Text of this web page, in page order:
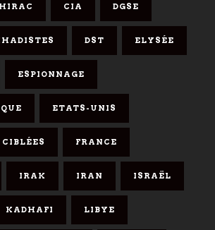
CIA DGSE
DST ELYSÉE
ESPIONNAGE
ETATS-UNIS
FRANCE
IRAK IRAN ISRAËL
KADHAFI LIBYE